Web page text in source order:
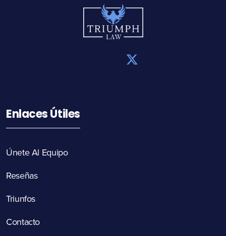
Enlaces Útiles
Únete Al Equipo
Reseñas
Triunfos
Contacto